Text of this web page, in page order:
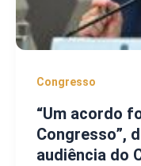
Congresso
“Um acordo
Congresso”,
audiência do